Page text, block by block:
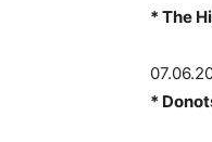
* The
*